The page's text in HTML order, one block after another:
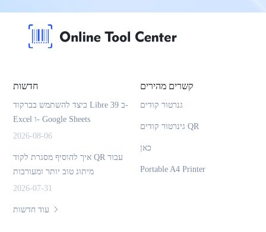
חדשות
כיצד להשתמש בברקוד Libre 39 ב-
Excel ו- Google Sheets
2026-08-06
איך להוסיף מסגרת לקוד QR עבור
מיתוג טוב יותר ומעורבות
2026-07-31
קשרים מהירים
גנרטור קודים
גינרטור קודים QR
כאן
Portable A4 Printer